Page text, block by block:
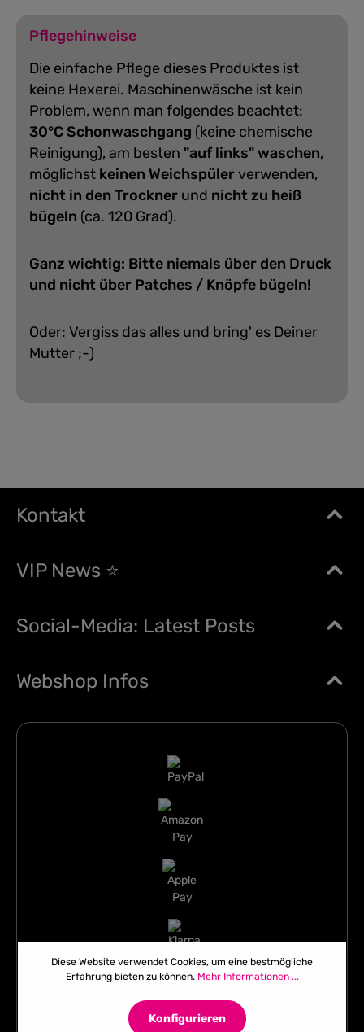
Pflegehinweise
Die einfache Pflege dieses Produktes ist
keine Hexerei. Maschinenwäsche ist kein
Problem, wenn man folgendes beachtet:
30°C Schonwaschgang (keine chemische
Reinigung), am besten "auf links" waschen,
möglichst keinen Weichspülerverwenden,
nicht in den Trockner und nicht zu heiß
bügeln (ca. 120 Grad).
Ganz wichtig: Bitte niemals über den Druck
und nicht über Patches / Knöpfe bügeln!
Oder: Vergiss das alles und bring' es Deiner
Mutter ;-)
Kontakt
VIP News ⭐
Social-Media: Latest Posts
Webshop Infos
Diese Website verwendet Cookies, um eine bestmögliche
Erfahrung bieten zu können. Mehr Informationen ...
Konfigurieren